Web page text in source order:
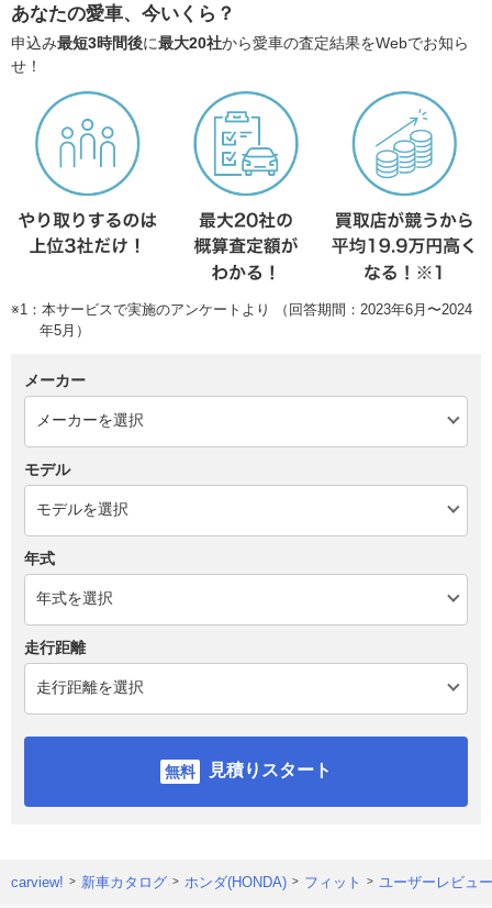
あなたの愛車、今いくら？
申込み最短3時間後に最大20社から愛車の査定結果をWebでお知ら
せ！
※1：本サービスで実施のアンケートより （回答期間：2023年6月〜2024
年5月）
メーカー
モデル
年式
走行距離
見積りスタート
carview! 新車カタログ ホンダ(HONDA) フィット ユーザーレビュ